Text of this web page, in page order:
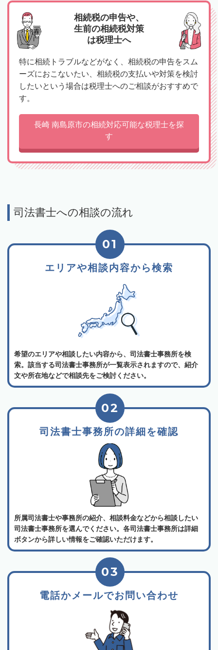
相続税の申告や、
生前の相続税対策
は税理士へ
特に相続トラブルなどがなく、相続税の申告をスム
ーズにおこないたい、相続税の支払いや対策を検討
したいという場合は税理士へのご相談がおすすめで
す。
長崎 南島原市の相続対応可能な税理士を探
す
司法書士への相談の流れ
エリアや相談内容から検索
01
希望のエリアや相談したい内容から、司法書士事務所を検
索。該当する司法書士事務所が一覧表示されますので、紹介
文や所在地などで相談先をご検討ください。
司法書士事務所の詳細を確認
02
所属司法書士や事務所の紹介、相談料金などから相談したい
司法書士事務所を選んでください。各司法書士事務所は詳細
ボタンから詳しい情報をご確認いただけます。
電話かメールでお問い合わせ
03